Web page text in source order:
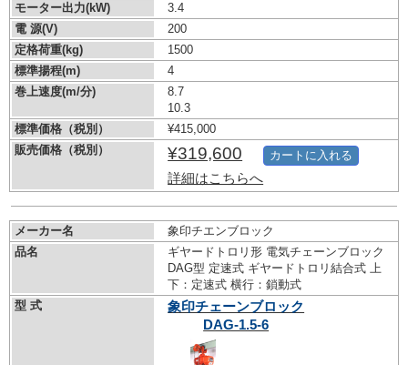
モーター出力(kW)
3.4
電 源(V)
200
定格荷重(kg)
1500
標準揚程(m)
4
巻上速度(m/分)
8.7
10.3
標準価格（税別）
¥415,000
販売価格（税別）
¥319,600
詳細はこちらへ
カートに入れる
メーカー名
象印チエンブロック
品名
ギヤードトロリ形 電気チェーンブロック
DAG型 定速式 ギヤードトロリ結合式 上
下：定速式 横行：鎖動式
型 式
象印チェーンブロック
DAG-1.5-6